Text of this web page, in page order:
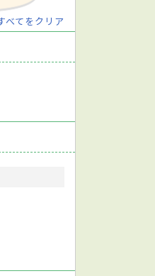
べてをクリア